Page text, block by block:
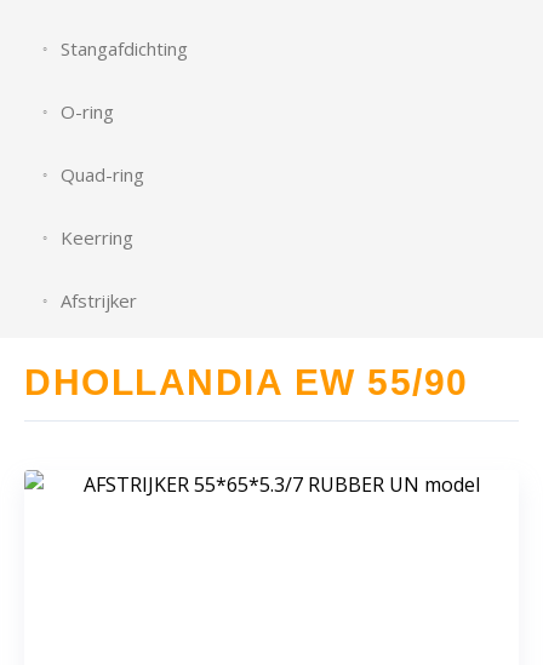
Stangafdichting
O-ring
Quad-ring
Keerring
Afstrijker
DHOLLANDIA EW 55/90